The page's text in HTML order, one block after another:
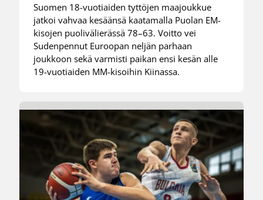
Suomen 18-vuotiaiden tyttöjen maajoukkue
jatkoi vahvaa kesäänsä kaatamalla Puolan EM-
kisojen puolivälierässä 78–63. Voitto vei
Sudenpennut Euroopan neljän parhaan
joukkoon sekä varmisti paikan ensi kesän alle
19-vuotiaiden MM-kisoihin Kiinassa.